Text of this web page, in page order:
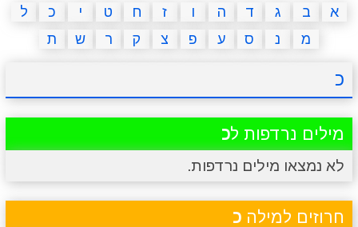
איש תלוי מדריכים פוקימון גו מצא הבדלים
יצירה משחקי בנות אשליות חדשות
א ב ג ד ה ו ז ח ט י כ
ל
מ
נ ס ע פ צ ק ר ש ת
כ
מילים נרדפות לכ
לא נמצאו מילים נרדפות.
חרוזים למילה כ